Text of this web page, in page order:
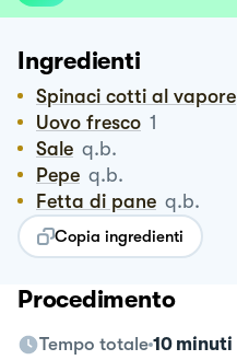
Ingredienti
Spinaci cotti al vapore
Uovo fresco 1
Sale q.b.
Pepe q.b.
Fetta di pane q.b.
Copia ingredienti
Procedimento
Tempo totale 10 minuti